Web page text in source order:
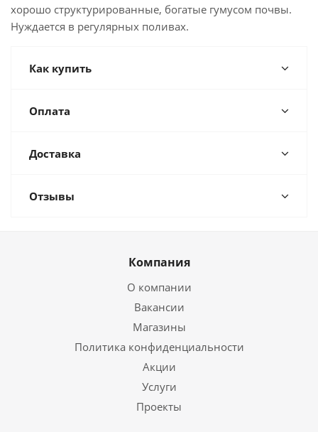
хорошо структурированные, богатые гумусом почвы.
Нуждается в регулярных поливах.
Как купить
Оплата
Доставка
Отзывы
Компания
О компании
Вакансии
Магазины
Политика конфиденциальности
Акции
Услуги
Проекты